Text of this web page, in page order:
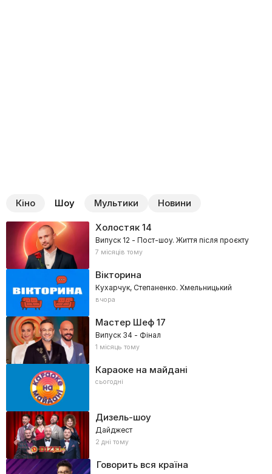
Кіно Шоу Мультики Новини
Холостяк14
Випуск 12 - Пост-шоу. Життя після проєкту
7 місяців тому
Вікторина
Кухарчук, Степаненко. Хмельницький
вчора
Мастер Шеф17
Випуск 34 - Фінал
1 місяць тому
Караоке на майдані
сьогодні
Дизель-шоу
Дайджест
2 дні тому
Говорить вся країна